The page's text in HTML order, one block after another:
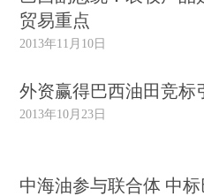
贸易重点
2013年11月10日
外资赢得巴西油田竞标
2013年10月23日
中海油参与联合体 中标